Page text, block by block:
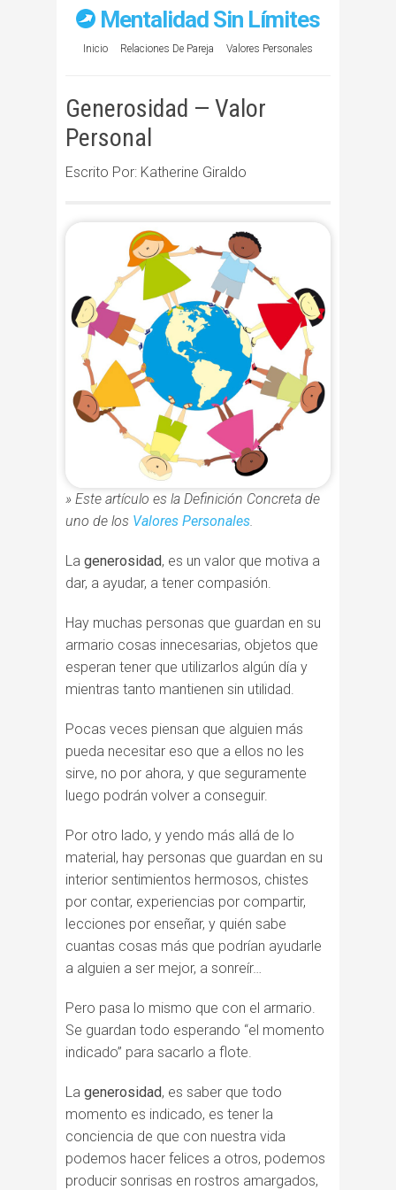
Mentalidad Sin Límites
Inicio Relaciones De Pareja Valores Personales
Generosidad — Valor
Personal
Escrito Por: Katherine Giraldo
» Este artículo es la Definición Concreta de
uno de los Valores Personales.
La generosidad, es un valor que motiva a
dar, a ayudar, a tener compasión.
Hay muchas personas que guardan en su
armario cosas innecesarias, objetos que
esperan tener que utilizarlos algún día y
mientras tanto mantienen sin utilidad.
Pocas veces piensan que alguien más
pueda necesitar eso que a ellos no les
sirve, no por ahora, y que seguramente
luego podrán volver a conseguir.
Por otro lado, y yendo más allá de lo
material, hay personas que guardan en su
interior sentimientos hermosos, chistes
por contar, experiencias por compartir,
lecciones por enseñar, y quién sabe
cuantas cosas más que podrían ayudarle
a alguien a ser mejor, a sonreír…
Pero pasa lo mismo que con el armario.
Se guardan todo esperando “el momento
indicado” para sacarlo a flote.
La generosidad, es saber que todo
momento es indicado, es tener la
conciencia de que con nuestra vida
podemos hacer felices a otros, podemos
producir sonrisas en rostros amargados,